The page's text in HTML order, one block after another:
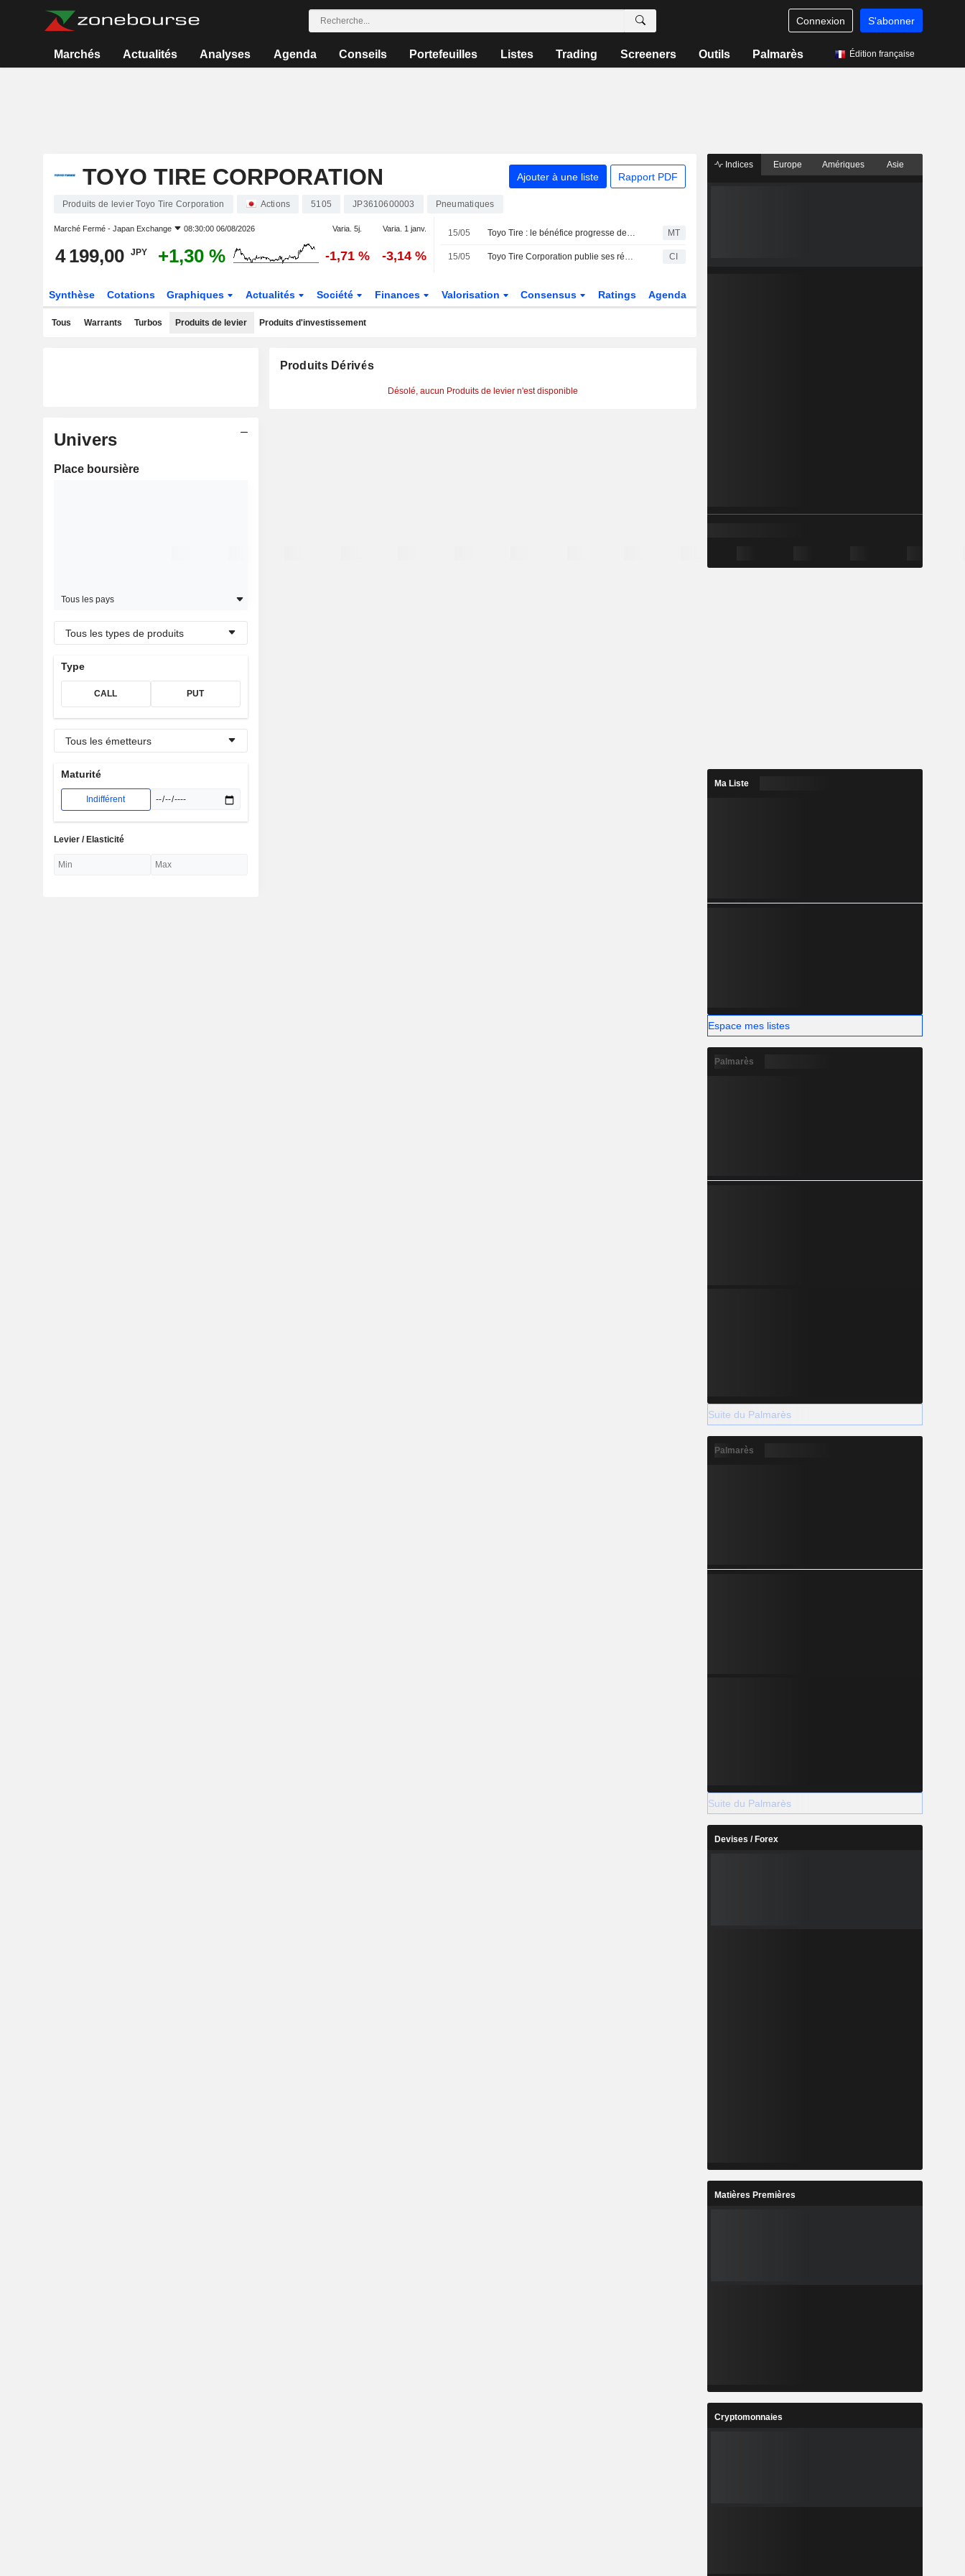
Connexion S'abonner
Marchés Actualités Analyses Agenda Conseils Portefeuilles Listes Trading Screeners Outils Palmarès Édition française
TOYO TIRE CORPORATION Ajouter à une liste Rapport PDF
Produits de levier Toyo Tire Corporation Actions 5105 JP3610600003 Pneumatiques
Marché Fermé - Japan Exchange 08:30:00 06/08/2026 Varia. 5j. Varia. 1 janv.
4 199,00 JPY +1,30 % -1,71 % -3,14 %
15/05 Toyo Tire : le bénéfice progresse de 15% au premier trimestre MT
15/05 Toyo Tire Corporation publie ses résultats pour le premier trimestre clos le 31 mars 2026 CI
Synthèse Cotations Graphiques Actualités Société Finances Valorisation Consensus Ratings Agenda
Tous Warrants Turbos Produits de levier Produits d'investissement
Univers
Place boursière
Tous les pays
Tous les types de produits
Type
CALL PUT
Tous les émetteurs
Maturité
Indifférent
Levier / Elasticité
Produits Dérivés
Désolé, aucun Produits de levier n'est disponible
Indices Europe Amériques Asie
Ma Liste
Espace mes listes
Palmarès
Suite du Palmarès
Palmarès
Suite du Palmarès
Devises / Forex
Matières Premières
Cryptomonnaies